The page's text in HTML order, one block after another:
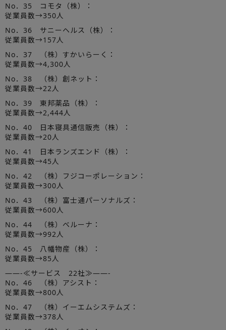
No．35 コモタ（株）：
従業員数→350人
No．36 サニーヘルス（株）：
従業員数→157人
No．37 （株）すかいらーく：
従業員数→4,300人
No．38 （株）創ネット：
従業員数→22人
No．39 東邦薬品（株）：
従業員数→2,444人
No．40 日本寝具通信販売（株）：
従業員数→20人
No．41 日本ランズエンド（株）：
従業員数→45人
No．42 （株）フジコーポレーション：
従業員数→300人
No．43 （株）富士通パーソナルズ：
従業員数→600人
No．44 （株）ベルーナ：
従業員数→992人
No．45 八幡物産（株）：
従業員数→85人
——-≪サービス 22社≫——-
No．46 （株）アシスト：
従業員数→800人
No．47 （株）イーエムシステムズ：
従業員数→378人